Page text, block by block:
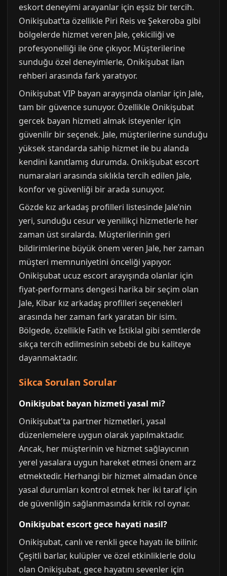
eskort deneyimi arayanlar için eşsiz bir tercih.
Onikişubat’ta özellikle Piri Reis ve Şekeroba gibi
bölgelerde hizmet veren Jale, çekiciliği ve
profesyonelliği ile öne çıkıyor. Müşterilerine
sunduğu özel deneyimlerle, Onikişubat ilan
rehberi arasında fark yaratıyor.
Onikişubat VIP bayan arayışında olanlar için Jale,
tam bir güvence sunuyor. Özellikle Onikişubat
gercek bayan hizmeti almak isteyenler için
güvenilir bir seçenek. Jale, müşterilerine sunduğu
yüksek standarda sahip hizmet ile bu alanda
kendini kanıtlamış durumda. Onikişubat escort
numaralari arasında sıklıkla tercih edilen Jale,
konfor ve güvenliği bir arada sunuyor.
Gözde kız arkadaş profilleri listesinde Jale’nin
yeri, sunduğu cesur ve yenilikçi hizmetlerle her
zaman üst sıralarda. Müşterilerinin geri
bildirimlerine büyük önem veren Jale, her zaman
müşteri memnuniyetini önceliği yapıyor.
Onikişubat ucuz escort arayışında olanlar için
fiyat-performans dengesi harika bir seçim olan
Jale, Kibar kız arkadaş profilleri seçenekleri
arasında her zaman fark yaratan bir isim.
Bölgede, özellikle Fatih ve İstiklal gibi semtlerde
sıkça tercih edilmesinin sebebi de bu kaliteye
dayanmaktadır.
Sikca Sorulan Sorular
Onikişubat bayan hizmeti yasal mi?
Onikişubat'ta partner hizmetleri, yasal
düzenlemelere uygun olarak yapılmaktadır.
Ancak, her müşterinin ve hizmet sağlayıcının
yerel yasalara uygun hareket etmesi önem arz
etmektedir. Herhangi bir hizmet almadan önce
yasal durumları kontrol etmek her iki taraf için
de güvenliğin sağlanmasında kritik rol oynar.
Onikişubat escort gece hayati nasil?
Onikişubat, canlı ve renkli gece hayatı ile bilinir.
Çeşitli barlar, kulüpler ve özel etkinliklerle dolu
olan Onikişubat, gece hayatını sevenler için